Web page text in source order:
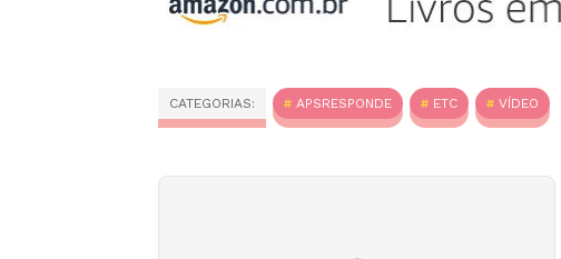
CATEGORIAS: APSRESPONDE ETC VÍDEO